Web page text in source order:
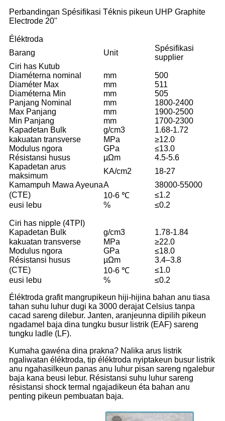
Perbandingan Spésifikasi Téknis pikeun UHP Graphite
Electrode 20"
Éléktroda
Barang
Unit
Spésifikasi
supplier
Ciri has Kutub
Diaméterna nominal
mm
500
Diaméter Max
mm
511
Diaméterna Min
mm
505
Panjang Nominal
mm
1800-2400
Max Panjang
mm
1900-2500
Min Panjang
mm
1700-2300
Kapadetan Bulk
g/cm3
1.68-1.72
kakuatan transverse
MPa
≥12.0
Modulus ngora
GPa
≤13.0
Résistansi husus
µΩm
4.5-5.6
Kapadetan arus
maksimum
KA/cm2
18-27
Kamampuh Mawa AyeunaA
38000-55000
(CTE)
10-6 ℃
≤1.2
eusi lebu
% ≤0.2
Ciri has nipple (4TPI)
Kapadetan Bulk
g/cm3
1.78-1.84
kakuatan transverse
MPa
≥22.0
Modulus ngora
GPa
≤18.0
Résistansi husus
µΩm
3.4–3.8
(CTE)
10-6 ℃
≤1.0
eusi lebu
%
≤0.2
Éléktroda grafit mangrupikeun hiji-hijina bahan anu tiasa
tahan suhu luhur dugi ka 3000 derajat Celsius tanpa
cacad sareng dilebur. Janten, aranjeunna dipilih pikeun
ngadamel baja dina tungku busur listrik (EAF) sareng
tungku ladle (LF).
Kumaha gawéna dina prakna? Nalika arus listrik
ngaliwatan éléktroda, tip éléktroda nyiptakeun busur listrik
anu ngahasilkeun panas anu luhur pisan sareng ngalebur
baja kana beusi lebur. Résistansi suhu luhur sareng
résistansi shock termal ngajadikeun éta bahan anu
penting pikeun pembuatan baja.